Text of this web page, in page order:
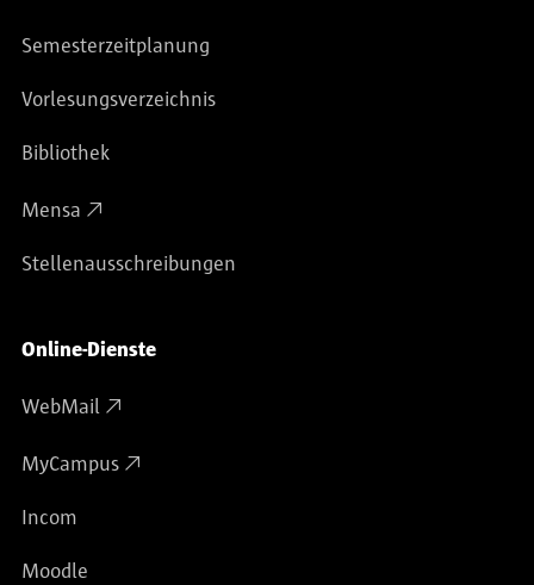
Semesterzeitplanung
Vorlesungsverzeichnis
Bibliothek
Mensa
Stellenausschreibungen
Online-Dienste
WebMail
MyCampus
Incom
Moodle